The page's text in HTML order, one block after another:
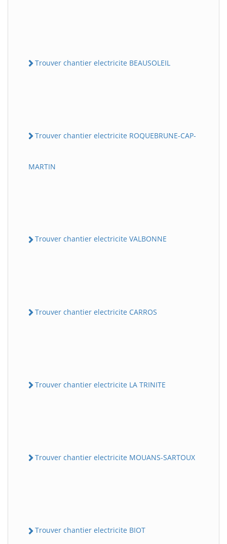
Trouver chantier electricite BEAUSOLEIL
Trouver chantier electricite ROQUEBRUNE-CAP-
MARTIN
Trouver chantier electricite VALBONNE
Trouver chantier electricite CARROS
Trouver chantier electricite LA TRINITE
Trouver chantier electricite MOUANS-SARTOUX
Trouver chantier electricite BIOT